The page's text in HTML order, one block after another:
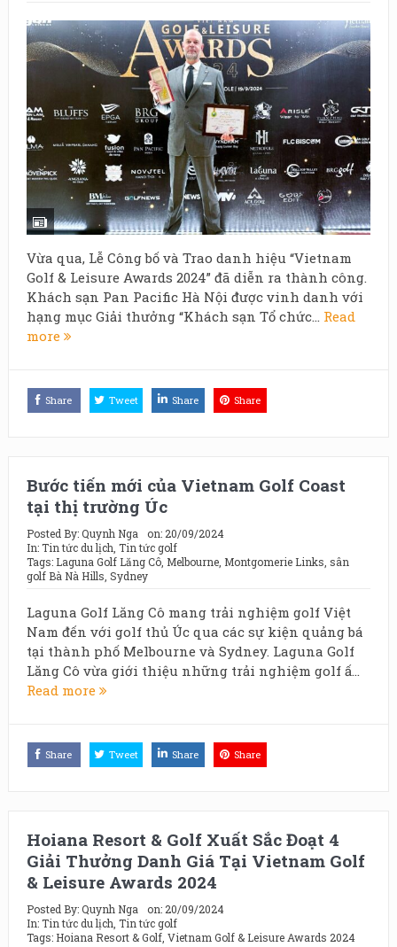
Vừa qua, Lễ Công bố và Trao danh hiệu “Vietnam
Golf & Leisure Awards 2024” đã diễn ra thành công.
Khách sạn Pan Pacific Hà Nội được vinh danh với
hạng mục Giải thưởng “Khách sạn Tổ chức... Read
more
Share Tweet Share Share
Bước tiến mới của Vietnam Golf Coast
tại thị trường Úc
Posted By:Quynh Nga on: 20/09/2024
In:Tin tức du lịch Tin tức golf
Tags: Laguna Golf Lăng Cô, Melbourne, Montgomerie Links sân
golf Bà Nà Hills Sydney
Laguna Golf Lăng Cô mang trải nghiệm golf Việt
Nam đến với golf thủ Úc qua các sự kiện quảng bá
tại thành phố Melbourne và Sydney. Laguna Golf
Lăng Cô vừa giới thiệu những trải nghiệm golf ấ...
Read more
Share Tweet Share Share
Hoiana Resort & Golf Xuất Sắc Đoạt 4
Giải Thưởng Danh Giá Tại Vietnam Golf
& Leisure Awards 2024
Posted By:Quynh Nga on: 20/09/2024
In:Tin tức du lịch Tin tức golf
Tags: Hoiana Resort & Golf, Vietnam Golf & Leisure Awards 2024